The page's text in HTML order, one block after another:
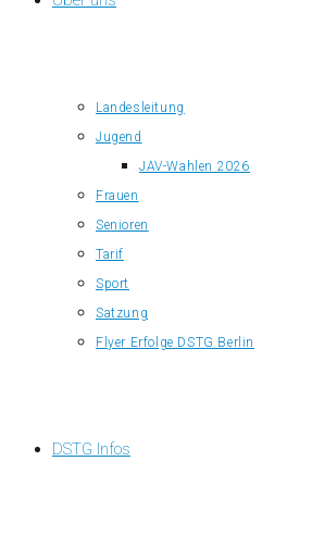
Landesleitung
Jugend
JAV-Wahlen 2026
Frauen
Senioren
Tarif
Sport
Satzung
Flyer Erfolge DSTG Berlin
DSTG Infos